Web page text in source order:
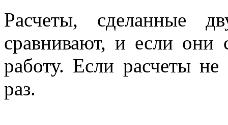
Расчеты, сделанные
сравнивают, и если они
работу. Если расчеты
раз.